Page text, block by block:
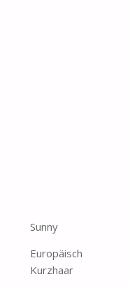
Sunny
Europäisch
Kurzhaar